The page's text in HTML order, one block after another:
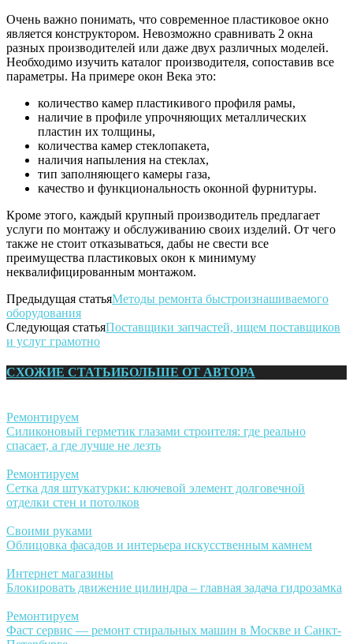
Очень важно понимать, что современное пластиковое окно
является конструктором. Невозможно сравнивать 2 окна
разных производителей или даже двух различных моделей.
Необходимо изучить каталог производителя, сопоставив все
параметры. На примере окон Века это:
количество камер пластикивого профиля рамы,
наличие в профиле упрочняющих металлических
пластин их толщины,
количества камер стеклопакета,
наличия напыления на стеклах,
тип заполняющего камеры газа,
качество и функциональность оконной фурнитуры.
Кроме этого, каждый крупный производитель предлагает
услуги по монтажу и обслуживанию своих изделий. От чего
также не стоит отказываться, дабы не свести все
преимущества пластиковых окон к минимуму
неквалифицированным монтажом.
Предыдущая статьяМетоды ремонта быстроизнашиваемого
оборудования
Следующая статьяПоставщики запчастей, ищем поставщиков
и услуг грамотно
СХОЖИЕ СТАТЬИБОЛЬШЕ ОТ АВТОРА
Ремонтируем
Силиконовый герметик глазами строителя: где реально
спасает, а где лучше не лезть
Ремонтируем
Сетка для штукатурки: ключевой элемент долговечной
отделки стен и потолков
Своими руками
Облицовка фасадов и интерьера искусственным камнем
Интернет магазины
Блокировать движение цилиндра – главная задача гидрозамка
Ремонтируем
Фаст сервис — ремонт стиральных машин в Москве и Санкт-